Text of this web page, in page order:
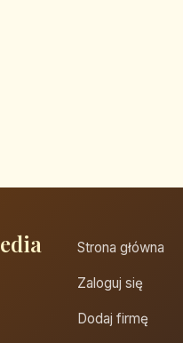
Strona główna
Zaloguj się
Dodaj firmę